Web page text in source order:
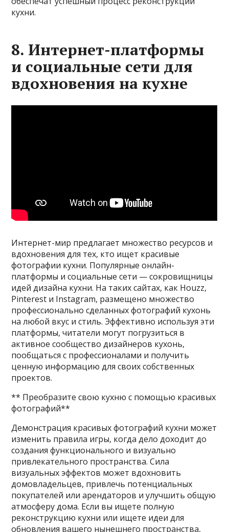
кухни.
8. Интернет-платформы
и социальные сети для
вдохновения на кухне
Интернет-мир предлагает множество ресурсов и
вдохновения для тех, кто ищет красивые
фотографии кухни. Популярные онлайн-
платформы и социальные сети — сокровищницы
идей дизайна кухни. На таких сайтах, как Houzz,
Pinterest и Instagram, размещено множество
профессионально сделанных фотографий кухонь
на любой вкус и стиль. Эффективно используя эти
платформы, читатели могут погрузиться в
активное сообщество дизайнеров кухонь,
пообщаться с профессионалами и получить
ценную информацию для своих собственных
проектов.
** Преобразите свою кухню с помощью красивых
фотографий**
Демонстрация красивых фотографий кухни может
изменить правила игры, когда дело доходит до
создания функционального и визуально
привлекательного пространства. Сила
визуальных эффектов может вдохновить
домовладельцев, привлечь потенциальных
покупателей или арендаторов и улучшить общую
атмосферу дома. Если вы ищете полную
реконструкцию кухни или ищете идеи для
обновления вашего нынешнего пространства,